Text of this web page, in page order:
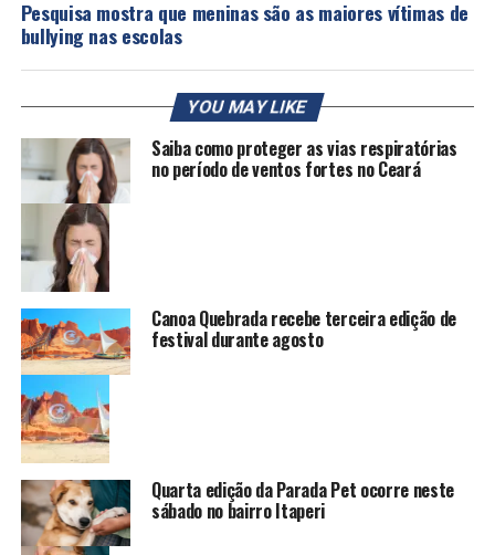
Pesquisa mostra que meninas são as maiores vítimas de
bullying nas escolas
YOU MAY LIKE
Saiba como proteger as vias respiratórias
no período de ventos fortes no Ceará
Canoa Quebrada recebe terceira edição de
festival durante agosto
Quarta edição da Parada Pet ocorre neste
sábado no bairro Itaperi